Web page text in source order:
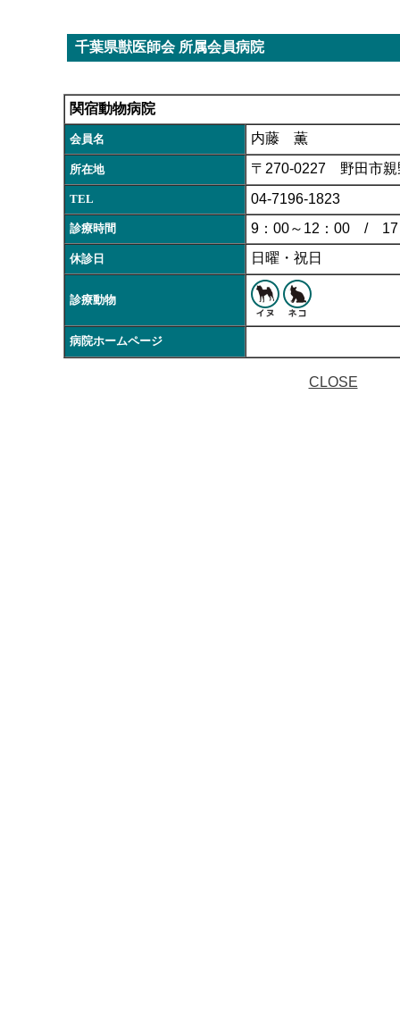
千葉県獣医師会 所属会員病院
関宿動物病院
会員名 内藤 薫
所在地 〒270-0227 野田市親
TEL 04-7196-1823
診療時間 9：00～12：00 / 17
休診日 日曜・祝日
診療動物
病院ホームページ
CLOSE